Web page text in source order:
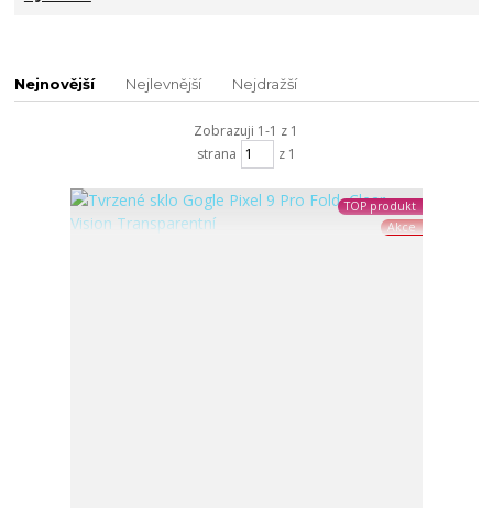
Nejnovější Nejlevnější Nejdražší
Zobrazuji 1-1 z 1
strana
z 1
TOP produkt
Akce